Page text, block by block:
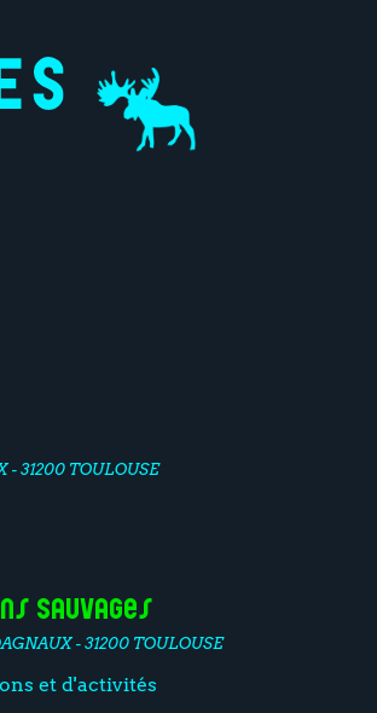
- 31200 TOULOUSE
Sauvages
- 31200 TOULOUSE
et d'activités